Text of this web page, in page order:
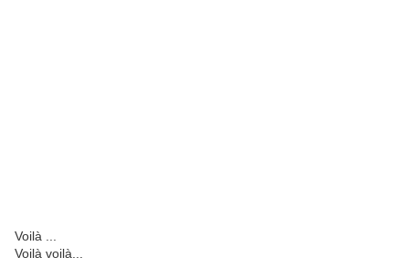
Voilà ...
Voilà voilà...